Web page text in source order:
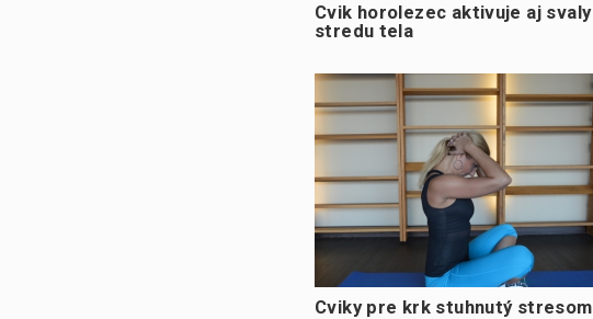
Cvik horolezec aktivuje aj svaly
stredu tela
Cviky pre krk stuhnutý stresom